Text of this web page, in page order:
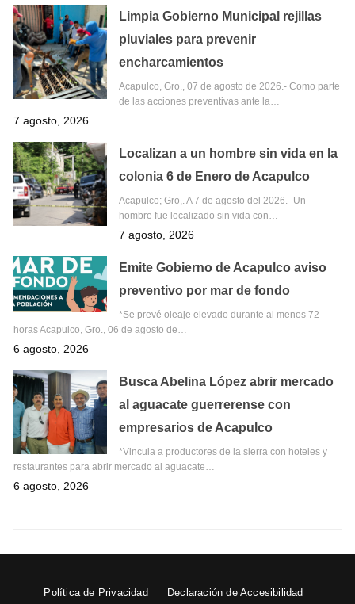
Limpia Gobierno Municipal rejillas
pluviales para prevenir
encharcamientos
Acapulco, Gro., 07 de agosto de 2026.- Como parte
de las acciones preventivas ante la…
7 agosto, 2026
Localizan a un hombre sin vida en la
colonia 6 de Enero de Acapulco
Acapulco; Gro,. A 7 de agosto del 2026.- Un
hombre fue localizado sin vida con…
7 agosto, 2026
Emite Gobierno de Acapulco aviso
preventivo por mar de fondo
*Se prevé oleaje elevado durante al menos 72
horas Acapulco, Gro., 06 de agosto de…
6 agosto, 2026
Busca Abelina López abrir mercado
al aguacate guerrerense con
empresarios de Acapulco
*Vincula a productores de la sierra con hoteles y
restaurantes para abrir mercado al aguacate…
6 agosto, 2026
Política de Privacidad
Declaración de Accesibilidad